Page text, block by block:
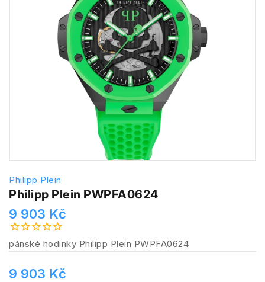
Philipp Plein
Philipp Plein PWPFA0624
9 903 Kč
pánské hodinky Philipp Plein PWPFA0624
9 903 Kč